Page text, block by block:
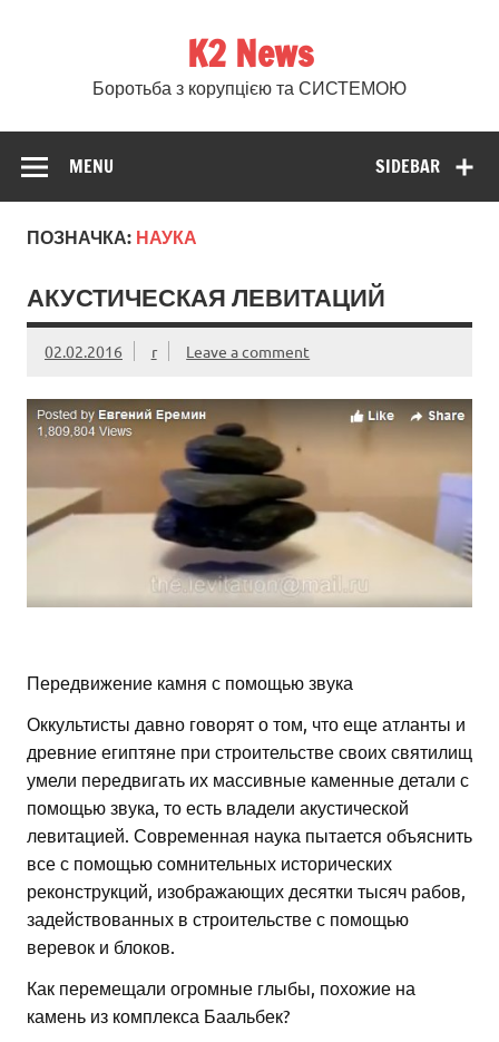
K2 News
Боротьба з корупцією та СИСТЕМОЮ
SIDEBAR
MENU
ПОЗНАЧКА: НАУКА
АКУСТИЧЕСКАЯ ЛЕВИТАЦИЙ
02.02.2016 r Leave a comment
Передвижение камня с помощью звука
Оккультисты давно говорят о том, что еще атланты и
древние египтяне при строительстве своих святилищ
умели передвигать их массивные каменные детали с
помощью звука, то есть владели акустической
левитацией. Современная наука пытается объяснить
все с помощью сомнительных исторических
реконструкций, изображающих десятки тысяч рабов,
задействованных в строительстве с помощью
веревок и блоков.
Как перемещали огромные глыбы, похожие на
камень из комплекса Баальбек?